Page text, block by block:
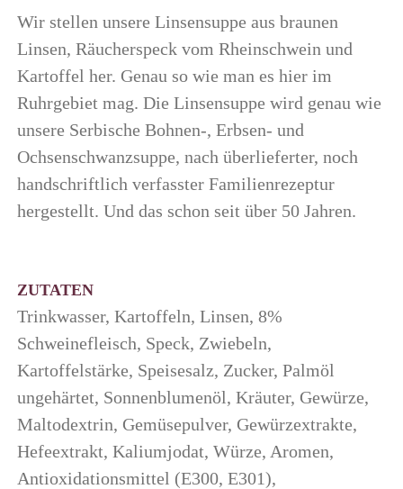
Wir stellen unsere Linsensuppe aus braunen
Linsen, Räucherspeck vom Rheinschwein und
Kartoffel her. Genau so wie man es hier im
Ruhrgebiet mag. Die Linsensuppe wird genau wie
unsere Serbische Bohnen-, Erbsen- und
Ochsenschwanzsuppe, nach überlieferter, noch
handschriftlich verfasster Familienrezeptur
hergestellt. Und das schon seit über 50 Jahren.
ZUTATEN
Trinkwasser, Kartoffeln, Linsen, 8%
Schweinefleisch, Speck, Zwiebeln,
Kartoffelstärke, Speisesalz, Zucker, Palmöl
ungehärtet, Sonnenblumenöl, Kräuter, Gewürze,
Maltodextrin, Gemüsepulver, Gewürzextrakte,
Hefeextrakt, Kaliumjodat, Würze, Aromen,
Antioxidationsmittel (E300, E301),